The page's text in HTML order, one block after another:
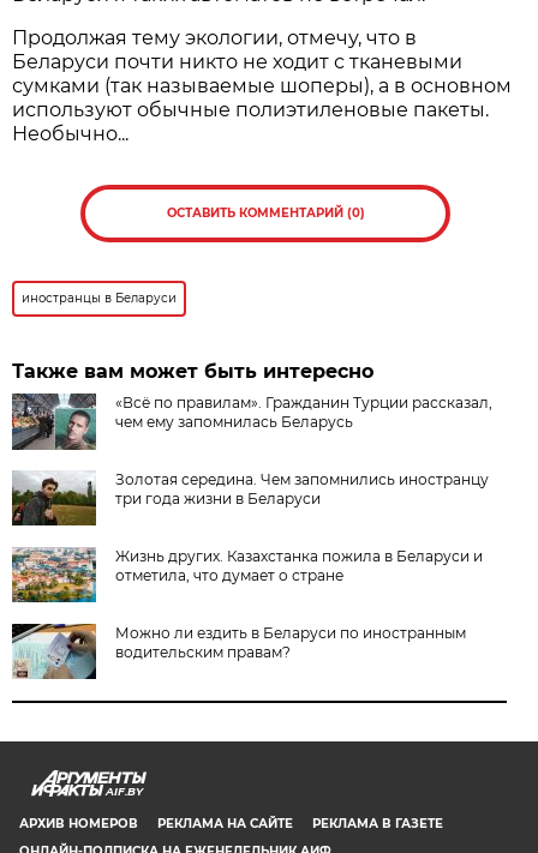
Продолжая тему экологии, отмечу, что в
Беларуси почти никто не ходит с тканевыми
сумками (так называемые шоперы), а в основном
используют обычные полиэтиленовые пакеты.
Необычно...
ОСТАВИТЬ КОММЕНТАРИЙ (0)
иностранцы в Беларуси
Также вам может быть интересно
«Всё по правилам». Гражданин Турции рассказал,
чем ему запомнилась Беларусь
Золотая середина. Чем запомнились иностранцу
три года жизни в Беларуси
Жизнь других. Казахстанка пожила в Беларуси и
отметила, что думает о стране
Можно ли ездить в Беларуси по иностранным
водительским правам?
AIF.BY
АРХИВ НОМЕРОВ РЕКЛАМА НА САЙТЕ
РЕКЛАМА В ГАЗЕТЕ